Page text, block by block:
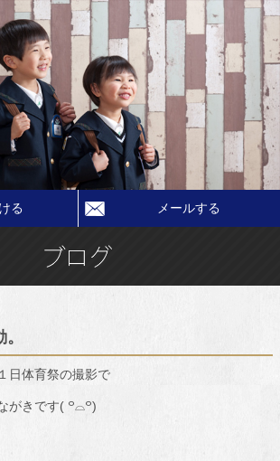
る メールする
日体育祭の撮影で
がきです( ꒪⌓꒪)